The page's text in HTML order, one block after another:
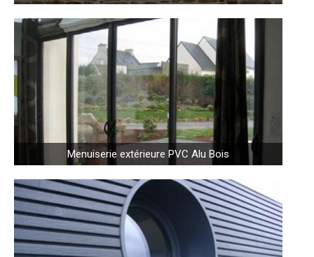
Menuiserie extérieure PVC Alu Bois